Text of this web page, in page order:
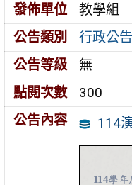
發佈單位
教學組
公告類別
行政公告
公告等級
無
點閱次數
300
公告內容
114